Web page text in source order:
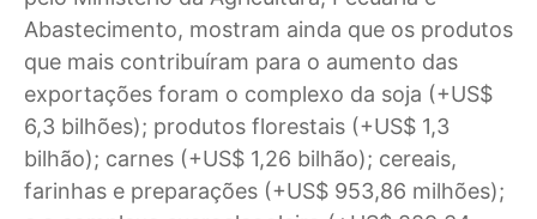
Abastecimento, mostram ainda que os produtos
que mais contribuíram para o aumento das
exportações foram o complexo da soja (+US$
6,3 bilhões); produtos florestais (+US$ 1,3
bilhão); carnes (+US$ 1,26 bilhão); cereais,
farinhas e preparações (+US$ 953,86 milhões);